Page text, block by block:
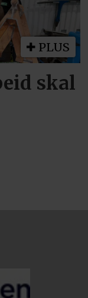
PLUS
skal